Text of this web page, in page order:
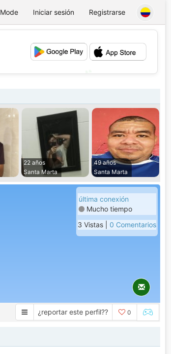
Mode Iniciar sesión Registrarse
22 años
Santa Marta
49 años
Santa Marta
última conexión
Mucho tiempo
3 Vistas | 0 Comentarios
¿reportar este perfil?? 0